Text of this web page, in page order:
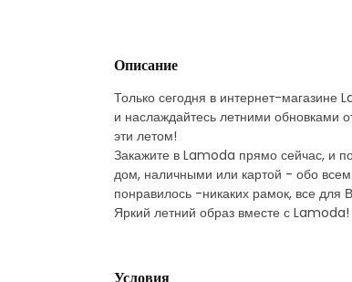
Описание
Только сегодня в интернет-
и наслаждайтесь летними обновками
эти летом!
Закажите в Lamoda прямо сейчас, и
дом, наличными или картой - обо всем
понравилось -никаких рамок, все для
Яркий летний образ вместе с Lamoda!
Условия